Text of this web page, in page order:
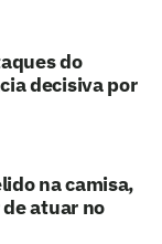
do
decisiva por
na camisa,
atuar no